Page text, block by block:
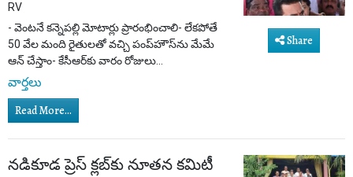
RV
- వెంటనే కన్నెపల్లి మోటార్లు ప్రారంభించాలి- లేకపోతే
50 వేల మంది రైతులతో వచ్చి పంప్‌హౌస్‌ను మేమే
ఆన్ చేస్తాం- కేసీఆర్‌కు వారం రోజులు...
వార్తలు
Read More...
Share
నడికూడ ప్రెస్ క్లబ్‌కు నూతన కమిటీ